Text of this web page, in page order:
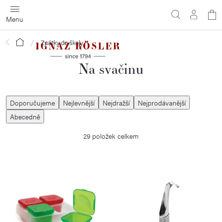
Přejít
na
obsah
Domů Zpátky do školy
Na svačinu
Ř
a
z
Doporučujeme Nejlevnější Nejdražší
Nejprodávanější
Abecedně
29 položek celkem